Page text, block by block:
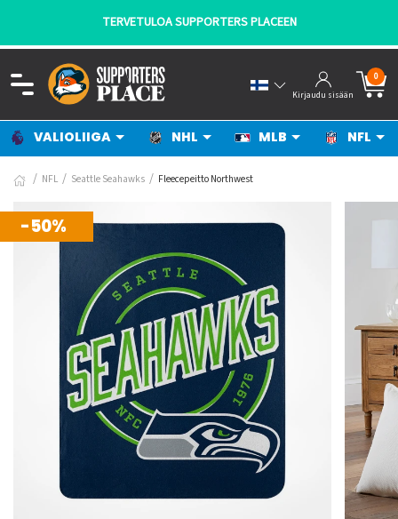
TERVETULOA SUPPORTERS PLACEEN
Kirjaudu sisään
0
VALIOLIIGA NHL MLB NFL
NFL Seattle Seahawks Fleecepeitto Northwest
-50%